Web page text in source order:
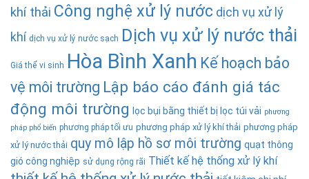
khí thải Công nghệ xử lý nước dịch vụ xử lý
khí dịch vụ xử lý nước sạch Dịch vụ xử lý nước thải
Giá thể vi sinh Hòa Bình Xanh Kế hoạch bảo
vệ môi trường Lập báo cáo đánh giá tác
động môi trường lọc bụi bằng thiết bị lọc túi vải phương
pháp phổ biến phương pháp tối ưu phương pháp xử lý khí thải phương pháp
xử lý nước thải quy mô lập hồ sơ môi trường quạt thông
gió công nghiệp sử dụng rộng rãi Thiết kế hệ thống xử lý khí